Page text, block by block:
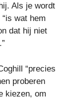
Als je wordt
wat hem
dat hij niet
“precies
proberen
kiezen, om